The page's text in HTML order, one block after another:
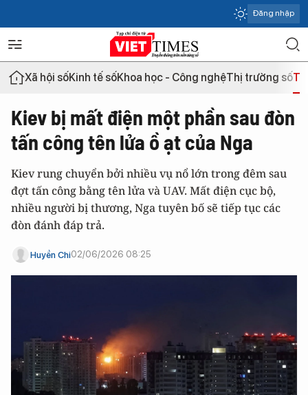
Đăng nhập
Xã hội sốKinh tế sốKhoa học - Công nghệThị trường số
Kiev bị mất điện một phần sau đòn
tấn công tên lửa ồ ạt của Nga
Kiev rung chuyển bởi nhiều vụ nổ lớn trong đêm sau
đợt tấn công bằng tên lửa và UAV. Mất điện cục bộ,
nhiều người bị thương, Nga tuyên bố sẽ tiếp tục các
đòn đánh đáp trả.
Huyền Chi02/06/2026 08:25